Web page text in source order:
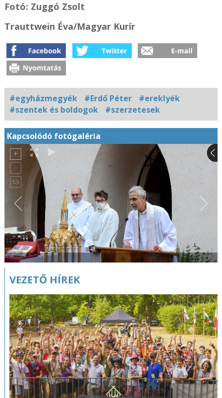
Fotó: Zuggó Zsolt
Trauttwein Éva/Magyar Kurír
#egyházmegyék #Erdő Péter
#ereklyék
#szentek és boldogok
#szerzetesek
Kapcsolódó fotógaléria
VEZETŐ HÍREK